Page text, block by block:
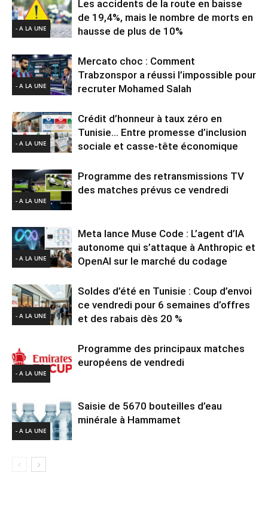
- A LA UNE
Les accidents de la route en baisse
de 19,4%, mais le nombre de morts en
hausse de plus de 10%
- A LA UNE
Mercato choc : Comment
Trabzonspor a réussi l’impossible pour
recruter Mohamed Salah
- A LA UNE
Crédit d’honneur à taux zéro en
Tunisie… Entre promesse d’inclusion
sociale et casse-tête économique
- A LA UNE
Programme des retransmissions TV
des matches prévus ce vendredi
- A LA UNE
Meta lance Muse Code : L’agent d’IA
autonome qui s’attaque à Anthropic et
OpenAI sur le marché du codage
- A LA UNE
Soldes d’été en Tunisie : Coup d’envoi
ce vendredi pour 6 semaines d’offres
et des rabais dès 20 %
- A LA UNE
Programme des principaux matches
européens de vendredi
- A LA UNE
Saisie de 5670 bouteilles d’eau
minérale à Hammamet